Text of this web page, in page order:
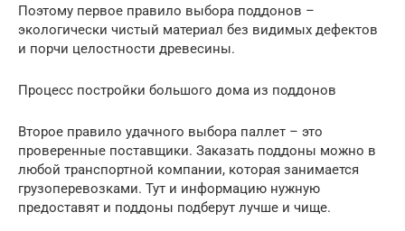
Поэтому первое правило выбора поддонов –
экологически чистый материал без видимых дефектов
и порчи целостности древесины.
Процесс постройки большого дома из поддонов
Второе правило удачного выбора паллет – это
проверенные поставщики. Заказать поддоны можно в
любой транспортной компании, которая занимается
грузоперевозками. Тут и информацию нужную
предоставят и поддоны подберут лучше и чище.